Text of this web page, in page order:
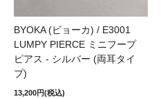
BYOKA (ビョーカ) / E3001
LUMPY PIERCE ミニフープ
ピアス - シルバー (両耳タイ
プ)
13,200円(税込)